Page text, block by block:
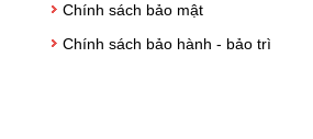
Chính sách bảo mật
Chính sách bảo hành - bảo trì